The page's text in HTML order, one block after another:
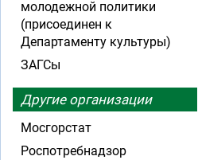
молодежной политики
(присоединен к
Департаменту культуры)
ЗАГСы
Другие организации
Мосгорстат
Роспотребнадзор